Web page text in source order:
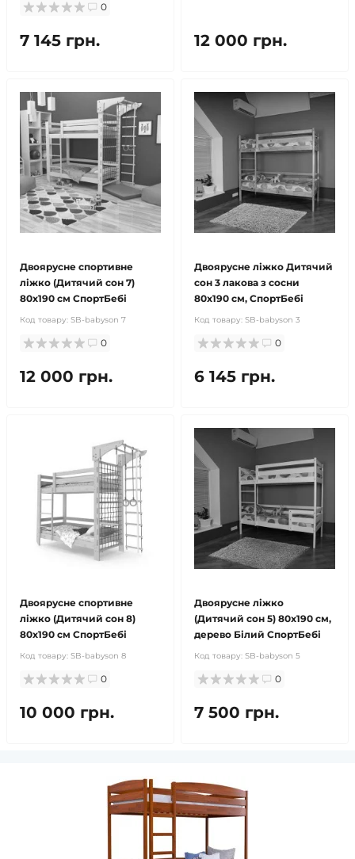
0
7 145 грн. 12 000 грн.
Двоярусне спортивне
ліжко (Дитячий сон 7)
80x190 см СпортБебі
Код товару: SB-babyson 7
0
12 000 грн.
Двоярусне ліжко Дитячий
сон 3 лакова з сосни
80x190 см, СпортБебі
Код товару: SB-babyson 3
0
6 145 грн.
Двоярусне спортивне
ліжко (Дитячий сон 8)
80x190 см СпортБебі
Код товару: SB-babyson 8
0
10 000 грн.
Двоярусне ліжко
(Дитячий сон 5) 80x190 см,
дерево Білий СпортБебі
Код товару: SB-babyson 5
0
7 500 грн.